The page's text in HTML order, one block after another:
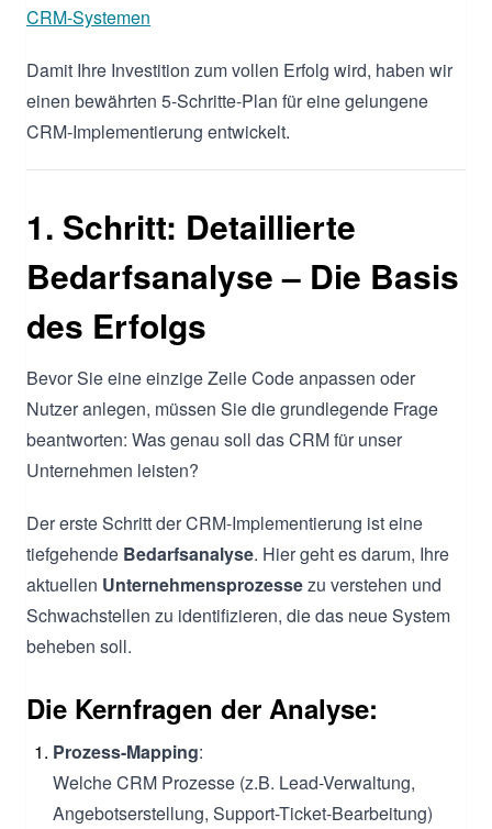
CRM-Systemen
Damit Ihre Investition zum vollen Erfolg wird, haben wir
einen bewährten 5-Schritte-Plan für eine gelungene
CRM-Implementierung entwickelt.
1. Schritt: Detaillierte
Bedarfsanalyse – Die Basis
des Erfolgs
Bevor Sie eine einzige Zeile Code anpassen oder
Nutzer anlegen, müssen Sie die grundlegende Frage
beantworten: Was genau soll das CRM für unser
Unternehmen leisten?
Der erste Schritt der CRM-Implementierung ist eine
tiefgehende Bedarfsanalyse. Hier geht es darum, Ihre
aktuellen Unternehmensprozessezu verstehen und
Schwachstellen zu identifizieren, die das neue System
beheben soll.
Die Kernfragen der Analyse:
Prozess-Mapping:
Welche CRM Prozesse (z.B. Lead-Verwaltung,
Angebotserstellung, Support-Ticket-Bearbeitung)